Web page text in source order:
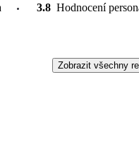
3.8 Hodnocení
Zobrazit všechny